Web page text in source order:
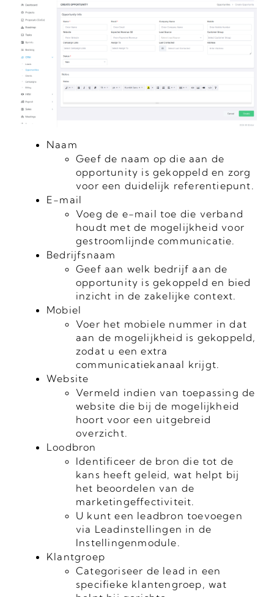
Naam
Geef de naam op die aan de
opportunity is gekoppeld en zorg
voor een duidelijk referentiepunt.
E-mail
Voeg de e-mail toe die verband
houdt met de mogelijkheid voor
gestroomlijnde communicatie.
Bedrijfsnaam
Geef aan welk bedrijf aan de
opportunity is gekoppeld en bied
inzicht in de zakelijke context.
Mobiel
Voer het mobiele nummer in dat
aan de mogelijkheid is gekoppeld,
zodat u een extra
communicatiekanaal krijgt.
Website
Vermeld indien van toepassing de
website die bij de mogelijkheid
hoort voor een uitgebreid
overzicht.
Loodbron
Identificeer de bron die tot de
kans heeft geleid, wat helpt bij
het beoordelen van de
marketingeffectiviteit.
U kunt een leadbron toevoegen
via Leadinstellingen in de
Instellingenmodule.
Klantgroep
Categoriseer de lead in een
specifieke klantengroep, wat